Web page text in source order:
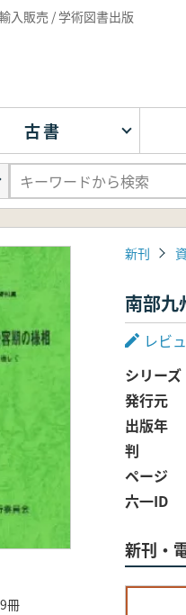
入販売 / 学術図書出版
古書
冊
新刊
南部
レビ
シリーズ
発行元
出版年
判
ページ
六一ID
新刊・